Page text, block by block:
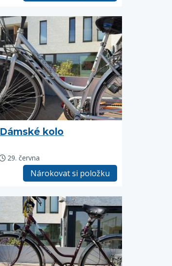
Dámské kolo
29. června
Nárokovat si položku